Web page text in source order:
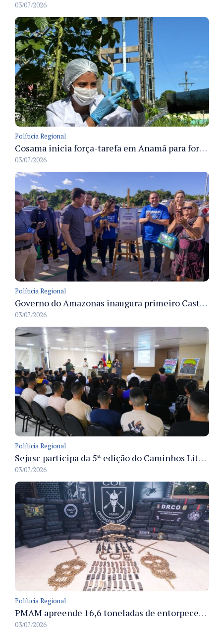
03/07/2026
Políticia Regional
Cosama inicia força-tarefa em Anamã para fortalecer abastecimento de água e segurança hídrica da população
03/07/2026
Políticia Regional
Governo do Amazonas inaugura primeiro Castramóvel Fluvial para atendimento veterinário às comunidades ribeirinhas e castração gratuita
03/07/2026
Políticia Regional
Sejusc participa da 5ª edição do Caminhos Literários com foco na cultura hip-hop nas unidades socioeducativas
03/07/2026
Políticia Regional
PMAM apreende 16,6 toneladas de entorpecentes e registra aumento nas prisões em flagrante e nas capturas de foragidos no primeiro semestre de 2026
03/07/2026